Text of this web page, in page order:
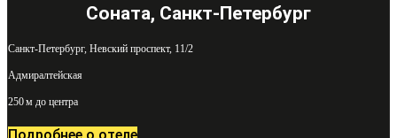
Соната, Санкт-Петербург
Санкт-Петербург, Невский проспект, 11/2
Адмиралтейская
250 м до центра